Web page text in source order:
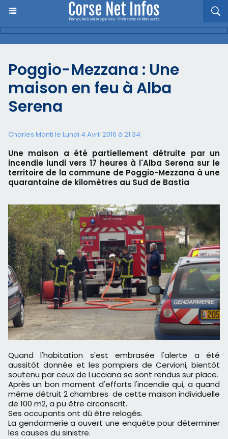
Poggio-Mezzana : Une
maison en feu à Alba
Serena
Charles Monti le Lundi 4 Avril 2016 à 21:34
Une maison a été partiellement détruite par un
incendie lundi vers 17 heures à l'Alba Serena sur le
territoire de la commune de Poggio-Mezzana à une
quarantaine de kilomètres au Sud de Bastia
Quand l'habitation s'est embrasée l'alerte a été
aussitôt donnée et les pompiers de Cervioni, bientôt
soutenu par ceux de Lucciana se sont rendus sur place.
Après un bon moment d'efforts l'incendie qui, a quand
même détruit 2 chambres de cette maison individuelle
de 100 m2, a pu être circonscrit.
Ses occupants ont dû être relogés.
La gendarmerie a ouvert une enquête pour déterminer
les causes du sinistre.